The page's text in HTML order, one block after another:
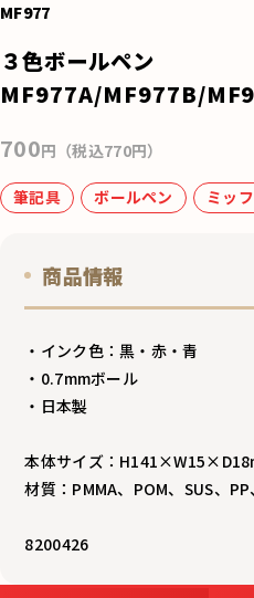
MF977
３色ボールペン
MF977A/MF977B/
700円（税込770円）
筆記具 ボールペン ミッ
商品情報
・インク色：黒・赤・青
・0.7mmボール
・日本製
本体サイズ：
材質：PMMA、POM、SUS、PP
8200426